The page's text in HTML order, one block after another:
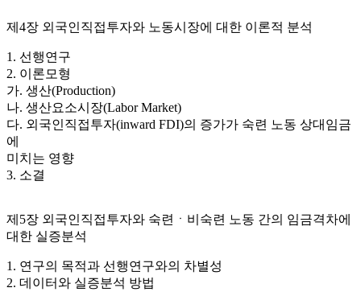
제4장 외국인직접투자와 노동시장에 대한 이론적 분석
1. 선행연구
2. 이론모형
가. 생산(Production)
나. 생산요소시장(Labor Market)
다. 외국인직접투자(inward FDI)의 증가가 숙련 노동 상대임금
에
미치는 영향
3. 소결
제5장 외국인직접투자와 숙련ㆍ비숙련 노동 간의 임금격차에
대한 실증분석
1. 연구의 목적과 선행연구와의 차별성
2. 데이터와 실증분석 방법